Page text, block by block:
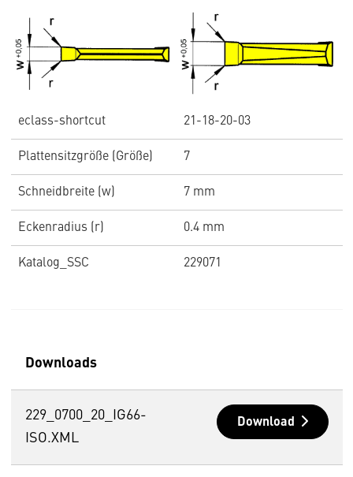
eclass-shortcut 21-18-20-03
Plattensitzgröße (Größe) 7
Schneidbreite (w) 7 mm
Eckenradius (r) 0.4 mm
Katalog_SSC 229071
Downloads
229_0700_20_IG66-
ISO.XML
Download